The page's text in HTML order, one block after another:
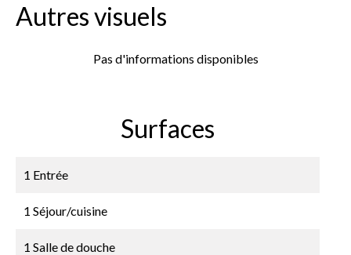
Autres visuels
Pas d'informations disponibles
Surfaces
1 Entrée
1 Séjour/cuisine
1 Salle de douche